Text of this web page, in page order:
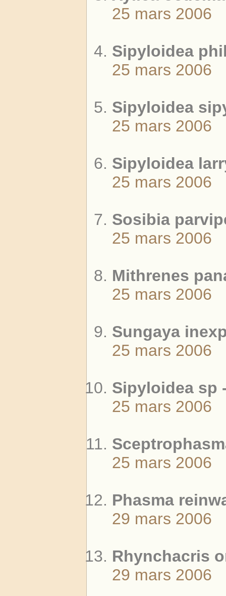
25 mars 2006
Sipyloidea
25 mars 2006
Sipyloidea
25 mars 2006
Sipyloidea
25 mars 2006
Sosibia
25 mars 2006
Mithrenes
25 mars 2006
Sungaya
25 mars 2006
Sipyloidea sp
25 mars 2006
25 mars 2006
Phasma
29 mars 2006
Rhynchacris
29 mars 2006